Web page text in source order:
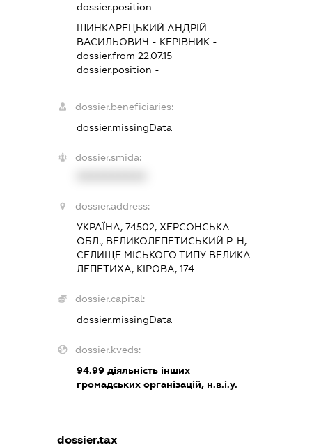
dossier.position -
ШИНКАРЕЦЬКИЙ АНДРІЙ
ВАСИЛЬОВИЧ - КЕРІВНИК-
dossier.from 22.07.15
dossier.position -
dossier.beneficiaries:
dossier.missingData
dossier.smida:
dossier.address:
УКРАЇНА, 74502, ХЕРСОНСЬКА
ОБЛ., ВЕЛИКОЛЕПЕТИСЬКИЙ Р-Н,
СЕЛИЩЕ МІСЬКОГО ТИПУ ВЕЛИКА
ЛЕПЕТИХА, КІРОВА, 174
dossier.capital:
dossier.missingData
dossier.kveds:
94.99діяльність інших
громадських організацій, н.в.і.у.
dossier.tax